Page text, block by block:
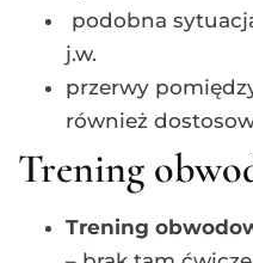
podobna
j.w.
przerwy
również
Trening
Trening